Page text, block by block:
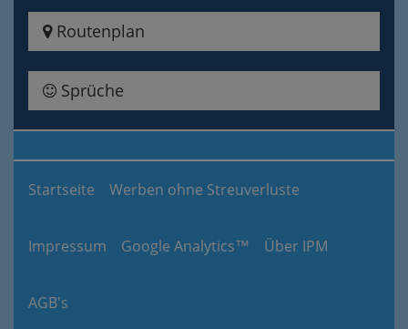
Routenplan
Sprüche
Startseite Werben ohne Streuverluste
Impressum Google Analytics™ Über IPM
AGB's